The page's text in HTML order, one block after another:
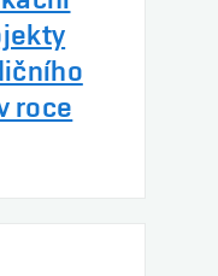
roce